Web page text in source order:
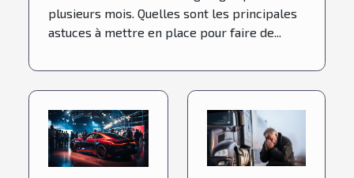
plusieurs mois. Quelles sont les principales
astuces à mettre en place pour faire de...